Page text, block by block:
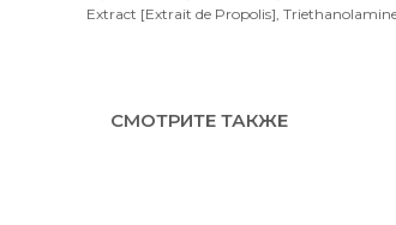
Extract [Extrait de Propolis],
СМОТРИТЕ ТАКЖЕ